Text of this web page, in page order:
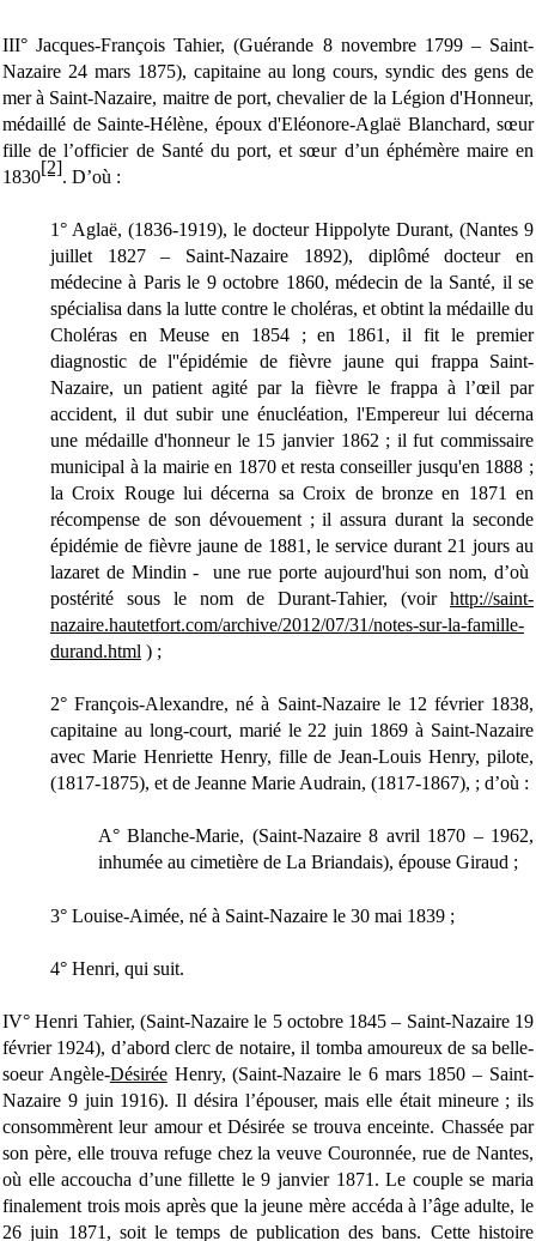
III° Jacques-François Tahier, (Guérande 8 novembre 1799 – Saint-
Nazaire 24 mars 1875), capitaine au long cours, syndic des gens de
mer à Saint-Nazaire, maitre de port, chevalier de la Légion d'Honneur,
médaillé de Sainte-Hélène, époux d'Eléonore-Aglaë Blanchard, sœur
fille de l’officier de Santé du port, et sœur d’un éphémère maire en
1830[2]. D’où :
1° Aglaë, (1836-1919), le docteur Hippolyte Durant, (Nantes 9
juillet 1827 – Saint-Nazaire 1892), diplômé docteur en
médecine à Paris le 9 octobre 1860, médecin de la Santé, il se
spécialisa dans la lutte contre le choléras, et obtint la médaille du
Choléras en Meuse en 1854 ; en 1861, il fit le premier
diagnostic de l''épidémie de fièvre jaune qui frappa Saint-
Nazaire, un patient agité par la fièvre le frappa à l’œil par
accident, il dut subir une énucléation, l'Empereur lui décerna
une médaille d'honneur le 15 janvier 1862 ; il fut commissaire
municipal à la mairie en 1870 et resta conseiller jusqu'en 1888 ;
la Croix Rouge lui décerna sa Croix de bronze en 1871 en
récompense de son dévouement ; il assura durant la seconde
épidémie de fièvre jaune de 1881, le service durant 21 jours au
lazaret de Mindin - une rue porte aujourd'hui son nom, d’où
postérité sous le nom de Durant-Tahier, (voir http://saint-
nazaire.hautetfort.com/archive/2012/07/31/notes-sur-la-famille-
durand.html ) ;
2° François-Alexandre, né à Saint-Nazaire le 12 février 1838,
capitaine au long-court, marié le 22 juin 1869 à Saint-Nazaire
avec Marie Henriette Henry, fille de Jean-Louis Henry, pilote,
(1817-1875), et de Jeanne Marie Audrain, (1817-1867), ; d’où :
A° Blanche-Marie, (Saint-Nazaire 8 avril 1870 – 1962,
inhumée au cimetière de La Briandais), épouse Giraud ;
3° Louise-Aimée, né à Saint-Nazaire le 30 mai 1839 ;
4° Henri, qui suit.
IV° Henri Tahier, (Saint-Nazaire le 5 octobre 1845 – Saint-Nazaire 19
février 1924), d’abord clerc de notaire, il tomba amoureux de sa belle-
soeur Angèle-DésiréeHenry, (Saint-Nazaire le 6 mars 1850 – Saint-
Nazaire 9 juin 1916). Il désira l’épouser, mais elle était mineure ; ils
consommèrent leur amour et Désirée se trouva enceinte. Chassée par
son père, elle trouva refuge chez la veuve Couronnée, rue de Nantes,
où elle accoucha d’une fillette le 9 janvier 1871. Le couple se maria
finalement trois mois après que la jeune mère accéda à l’âge adulte, le
26 juin 1871, soit le temps de publication des bans. Cette histoire